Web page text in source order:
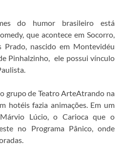
do humor brasileiro está
que acontece em Socorro,
nascido em Montevidéu
Pinhalzinho, ele possui vínculo
grupo de Teatro ArteAtrando na
hotéis fazia animações. Em um
Lúcio, o Carioca que o
no Programa Pânico, onde